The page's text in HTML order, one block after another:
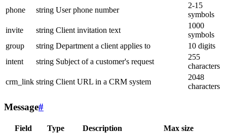
phone
string User phone number
2-15
symbols
invite
string Client invitation text
1000
symbols
group
string Department a client applies to
10 digits
intent
string Subject of a customer's request
255
characters
crm_link string Client URL in a CRM system
2048
characters
Message#
Field Type Description Max size